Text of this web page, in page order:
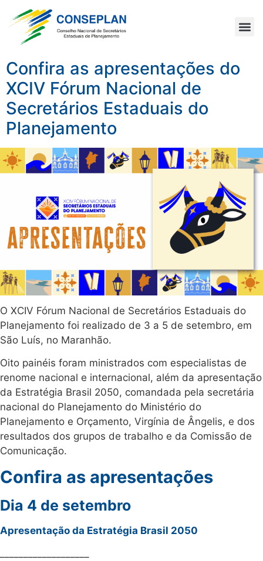
Confira as apresentações do
XCIV Fórum Nacional de
Secretários Estaduais do
Planejamento
O XCIV Fórum Nacional de Secretários Estaduais do
Planejamento foi realizado de 3 a 5 de setembro, em
São Luís, no Maranhão.
Oito painéis foram ministrados com especialistas de
renome nacional e internacional, além da apresentação
da Estratégia Brasil 2050, comandada pela secretária
nacional do Planejamento do Ministério do
Planejamento e Orçamento, Virgínia de Ângelis, e dos
resultados dos grupos de trabalho e da Comissão de
Comunicação.
Confira as apresentações
Dia 4 de setembro
Apresentação da Estratégia Brasil 2050